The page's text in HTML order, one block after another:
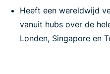
Heeft een wereldwijd
vanuit hubs over de
Londen, Singapore en